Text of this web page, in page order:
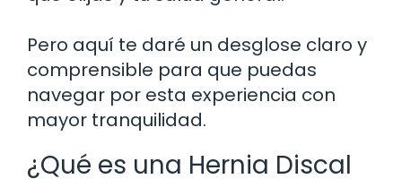
Pero aquí te daré un desglose claro y
comprensible para que puedas
navegar por esta experiencia con
mayor tranquilidad.
¿Qué es una Hernia Discal